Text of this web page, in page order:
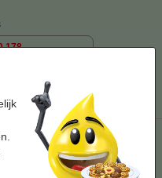
+ 3 x T052 kleur (123inkt
181,8 ml multipack